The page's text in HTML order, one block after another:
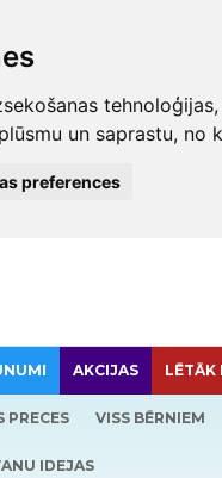
un saprastu, no
preferences
AKCIJAS LĒTĀK
PRECES VISS BĒRNIEM
IDEJAS